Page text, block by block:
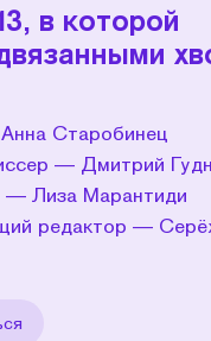
в которой
Старобинец
— Дмитрий
Лиза Марантиди
редактор —